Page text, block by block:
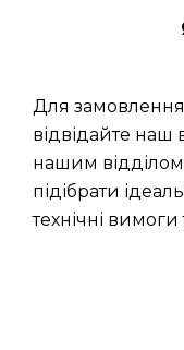
Для замовлення
відвідайте наш
нашим
підібрати
технічні вимоги